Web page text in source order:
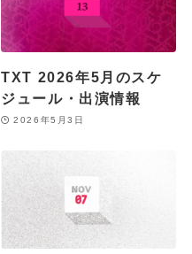
TXT 2026年5月のスケ
ジュール・出演情報
2026年5月3日